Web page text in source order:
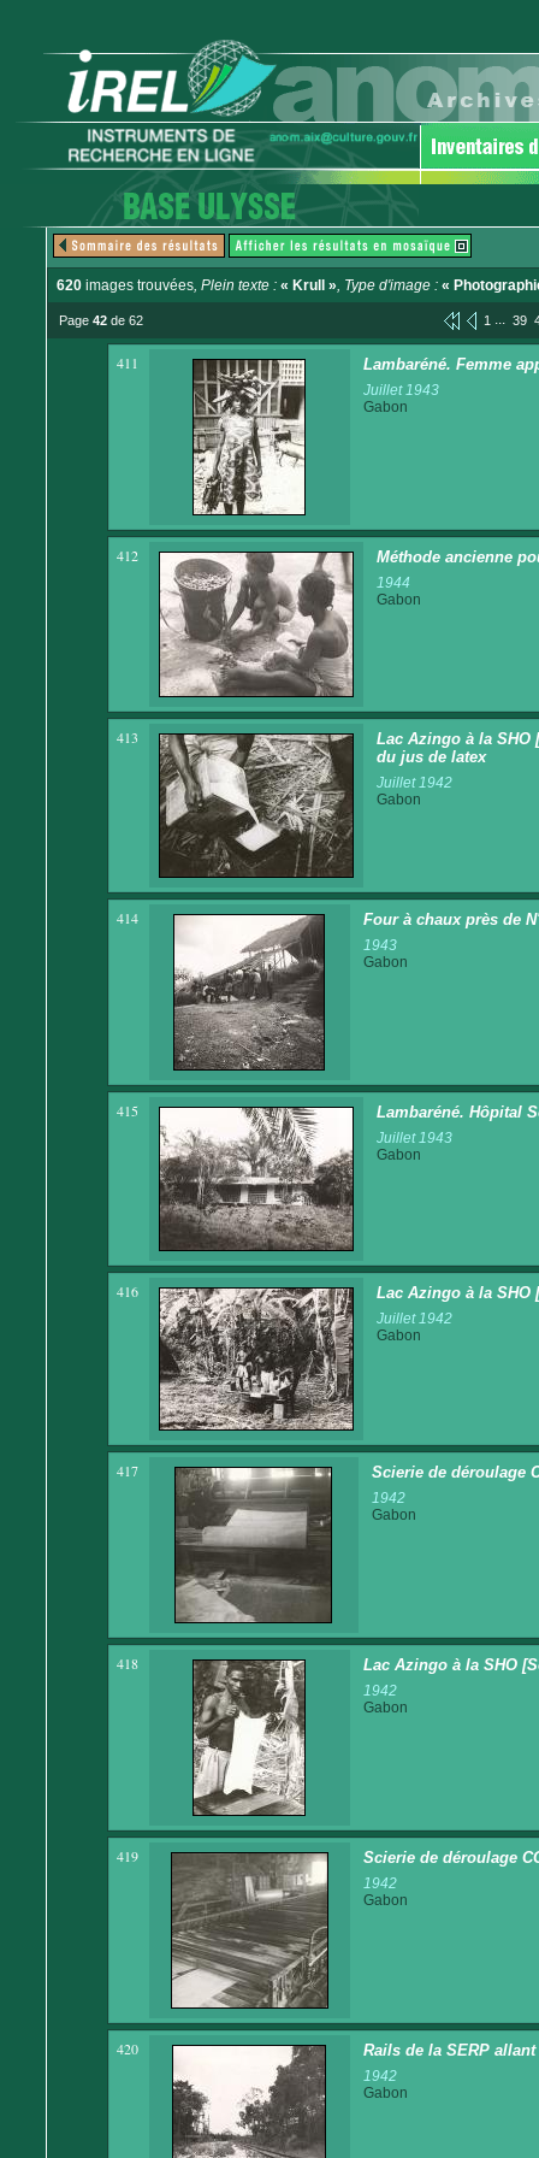
620 images trouvées, Plein texte : « Krull », Type d'image : «
Page 42 de 62 1 ... 39
411 Lambaréné. Femme
Juillet 1943
Gabon
412 Méthode ancienne
1944
Gabon
413
Lac Azingo à la SHO
du jus de latex
Juillet 1942
Gabon
414 Four à chaux près de
1943
Gabon
415 Lambaréné. Hôpital
Juillet 1943
Gabon
416 Lac Azingo à la SHO
Juillet 1942
Gabon
417 Scierie de déroulage
1942
Gabon
418 Lac Azingo à la SHO
1942
Gabon
419 Scierie de déroulage
1942
Gabon
420 Rails de la SERP
1942
Gabon